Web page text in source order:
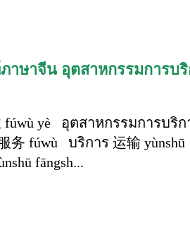
าษาจีน อุตสาหกรรมการบ
fúwù yè อุตสาหกรรมการบริ
务 fúwù บริการ 运输
fāngsh...